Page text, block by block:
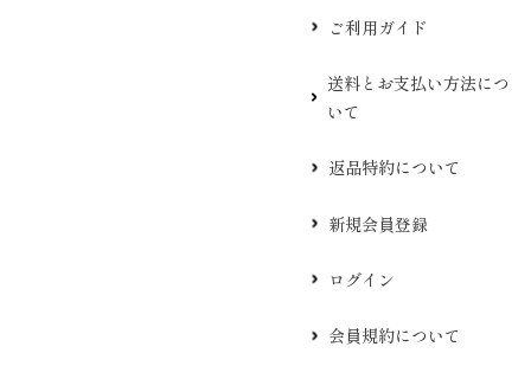
ご利用ガイド
送料とお支払い方法につ
いて
返品特約について
新規会員登録
ログイン
会員規約について